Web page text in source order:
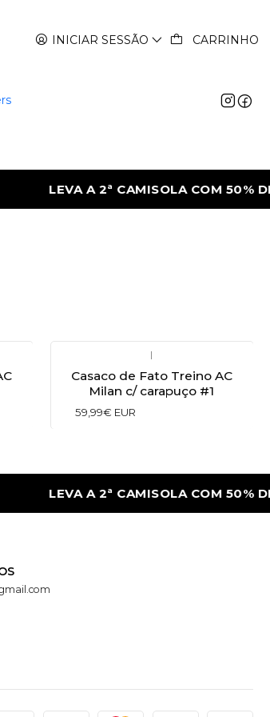
INICIAR SESSÃO CARRINHO
LEVA A 2ª CAMISOLA COM 50% DE
|
Casaco de Fato Treino AC
Milan c/ carapuço #1
59,99€ EUR
LEVA A 2ª CAMISOLA COM 50% DE